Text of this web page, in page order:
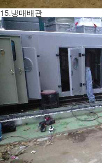
15.냉매배관